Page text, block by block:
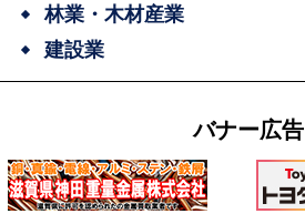
林業・木材産業
建設業
バナー広告